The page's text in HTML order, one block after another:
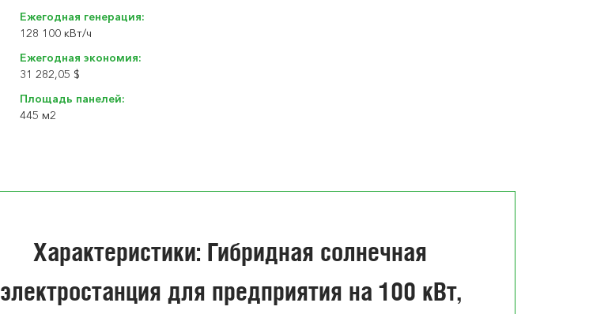
Ежегодная генерация:
128 100 кBт/ч
Ежегодная экономия:
31 282,05 $
Площадь панелей:
445 м2
Характеристики: Гибридная солнечная
электростанция для предприятия на 100 кВт,